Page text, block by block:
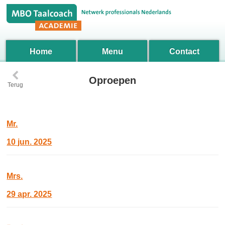
Home Menu Contact
‹
Terug Oproepen
Mr.
10 jun. 2025
Mrs.
29 apr. 2025